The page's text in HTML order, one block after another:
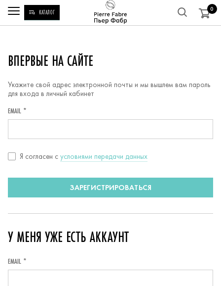
КАТАЛОГ 0
РЕГИСТРАЦИЯ
ВПЕРВЫЕ НА САЙТЕ
Укажите свой адрес электронной почты и мы вышлем вам пароль
для входа в личный кабинет
EMAIL *
Согласие
условиями
данных
Я согласен c условиями передачи данных
ЗАРЕГИСТРИРОВАТЬСЯ
У МЕНЯ УЖЕ ЕСТЬ АККАУНТ
EMAIL *